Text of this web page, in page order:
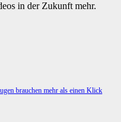
in der Zukunft mehr.